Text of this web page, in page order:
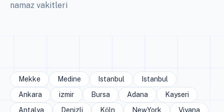
namaz vakitleri
Mekke Medine Istanbul
Istanbul
Ankara
izmir Bursa Adana
Kayseri
Antalya
Denizli Köln NewYork
Viyana